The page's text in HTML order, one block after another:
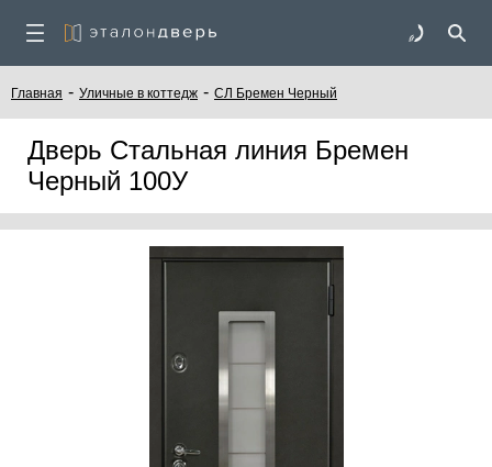
Главная - Уличные в коттедж - СЛ Бремен Черный
Дверь Стальная линия Бремен
Черный 100У